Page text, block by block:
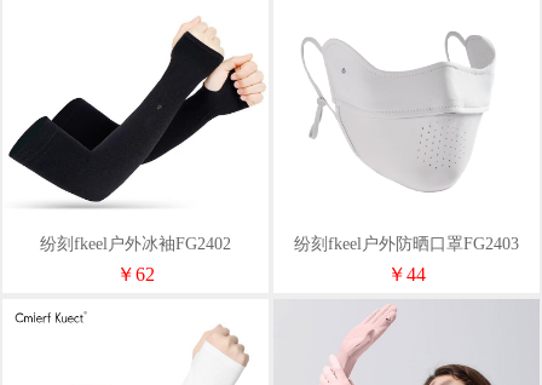
纷刻fkeel户外冰袖FG2402
￥62
纷刻fkeel户外防晒口罩FG2403
￥44